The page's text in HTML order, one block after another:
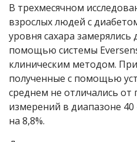
В трехмесячном
взрослых людей с
уровня сахара замерялись
помощью системы
клиническим методом.
полученные с помощью
среднем не отличались
измерений в диапазоне
на 8,8%.